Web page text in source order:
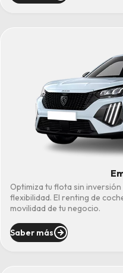
Optimiza tu flota sin
flexibilidad. El renting de
movilidad de tu negocio.
Saber más